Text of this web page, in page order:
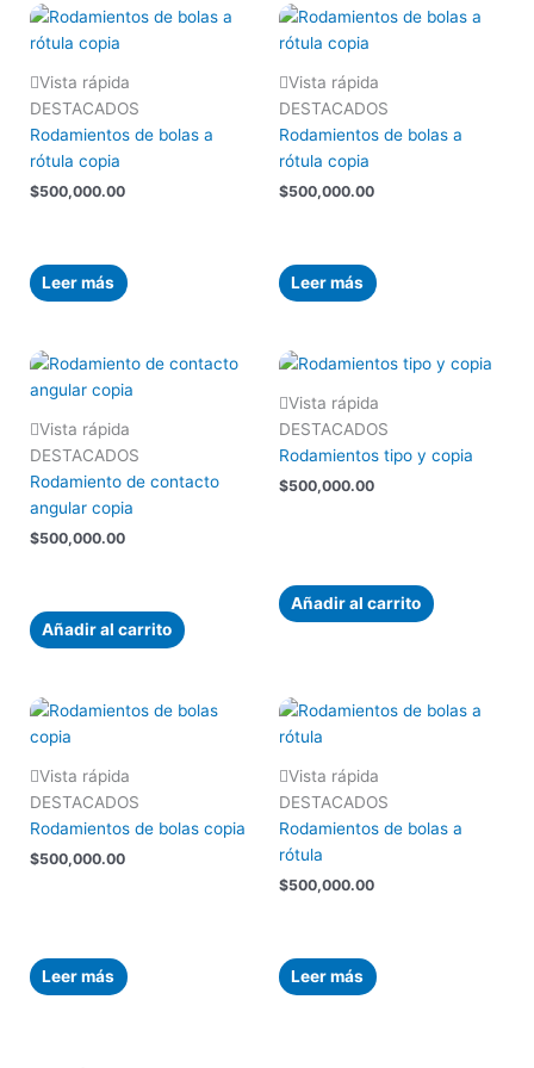
Vista rápida
DESTACADOS
Rodamientos de bolas a
rótula copia
$500,000.00
Leer más
Vista rápida
DESTACADOS
Rodamientos de bolas a
rótula copia
$500,000.00
Leer más
Vista rápida
DESTACADOS
Rodamiento de contacto
angular copia
$500,000.00
Añadir al carrito
Vista rápida
DESTACADOS
Rodamientos tipo y copia
$500,000.00
Añadir al carrito
Vista rápida
DESTACADOS
Rodamientos de bolas copia
$500,000.00
Leer más
Vista rápida
DESTACADOS
Rodamientos de bolas a
rótula
$500,000.00
Leer más